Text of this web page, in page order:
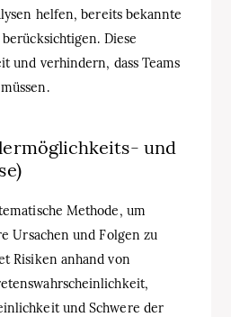
helfen, bereits bekannte
Diese
und verhindern, dass Teams
und
Methode, um
Ursachen und Folgen zu
Risiken anhand von
und Schwere der